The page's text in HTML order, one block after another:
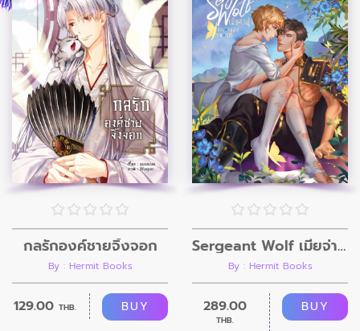
กลรักองค์ชายจิ้งจอก
By : Hermit Books
129.00 THB. BUY
Sergeant Wolf เมียจ่าฝูง
By : Hermit Books
289.00
THB.
BUY